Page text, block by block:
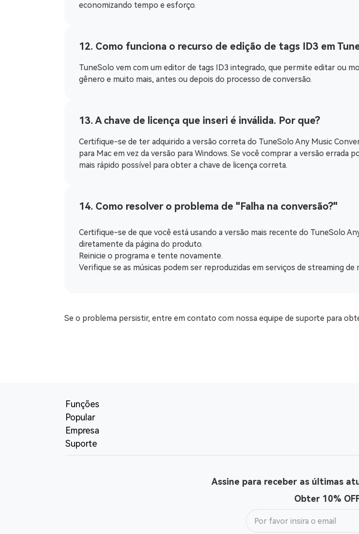
economizando tempo e esforço.
12. Como funciona o recurso de edição de tags ID3 em
TuneSolo vem com um editor de tags ID3 integrado, que permite editar ou
gênero e muito mais, antes ou depois do processo de conversão.
13. A chave de licença que inseri é inválida. Por que?
Certifique-se de ter adquirido a versão correta do TuneSolo Any Music
para Mac em vez da versão para Windows. Se você comprar a versão
mais rápido possível para obter a chave de licença correta.
14. Como resolver o problema de "Falha na conversão?"
Certifique-se de que você está usando a versão mais recente do TuneSolo
diretamente da página do produto.
Reinicie o programa e tente novamente.
Verifique se as músicas podem ser reproduzidas em serviços de streaming de
Se o problema persistir, entre em contato com nossa equipe de suporte para
Funções
Popular
Empresa
Suporte
Assine para receber as últimas
Obter 10%